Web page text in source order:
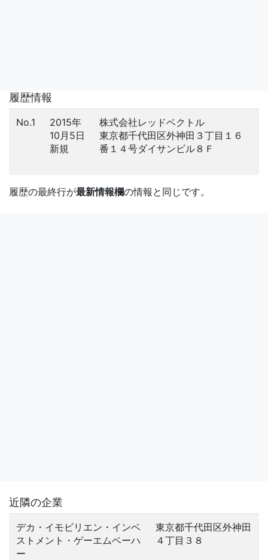
履歴情報
No.1
2015年
10月5日
新規
株式会社レッドベクトル
東京都千代田区外神田３丁目１６
番１４号ダイサンビル８Ｆ
履歴の最終行が最新情報欄の情報と同じです。
近隣の企業
デカ・イモビリエン・インベ
ストメント・ゲーエムベーハ
ー
東京都千代田区外神田
４丁目３８